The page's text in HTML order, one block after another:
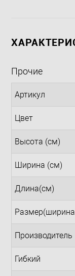
Прочие
Артикул
Цвет
Высота (см)
Ширина (см)
Длина(см)
Производитель
Гибкий